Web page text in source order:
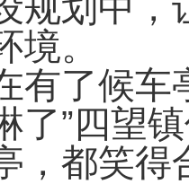
境。
了候车
了”四望
，都笑得